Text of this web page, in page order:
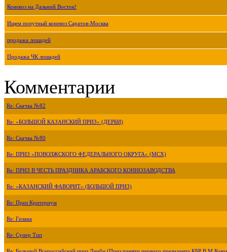
Коневоз на Дальний Восток!
Ищем попутный коневоз Саратов-Москва
продажа лошадей
Продажа ЧК лошадей
Комментарии
Re: Скачка №82
Re: «БОЛЬШОЙ КАЗАНСКИЙ ПРИЗ» (ДЕРБИ)
Re: Скачка №80
Re: ПРИЗ «ПОВОЛЖСКОГО ФЕДЕРАЛЬНОГО ОКРУГА» (МСХ)
Re: ПРИЗ В ЧЕСТЬ ПРАЗДНИКА АРАБСКОГО КОННОЗАВОДСТВА
Re: «КАЗАНСКИЙ ФАВОРИТ» (БОЛЬШОЙ ПРИЗ)
Re: Приз Критериум
Re: Гизана
Re: Супер Тип